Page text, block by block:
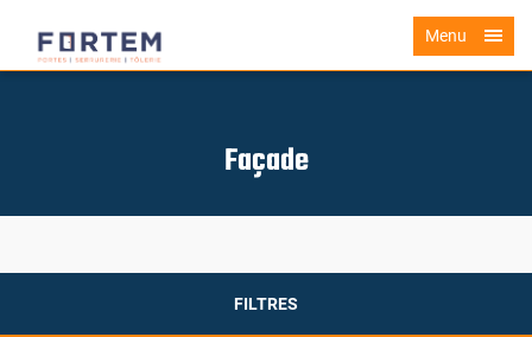
Menu
Façade
FILTRES